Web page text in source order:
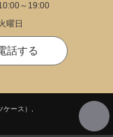
～19:00
曜日
話する
ケース）,